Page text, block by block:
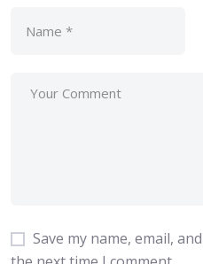
Save my name, email,